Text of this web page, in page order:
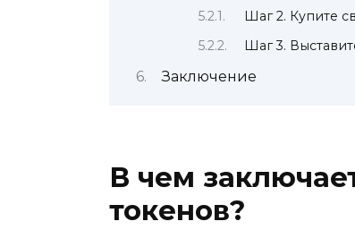
Шаг 2. Купите
Шаг 3.
Заключение
В чем
токенов?